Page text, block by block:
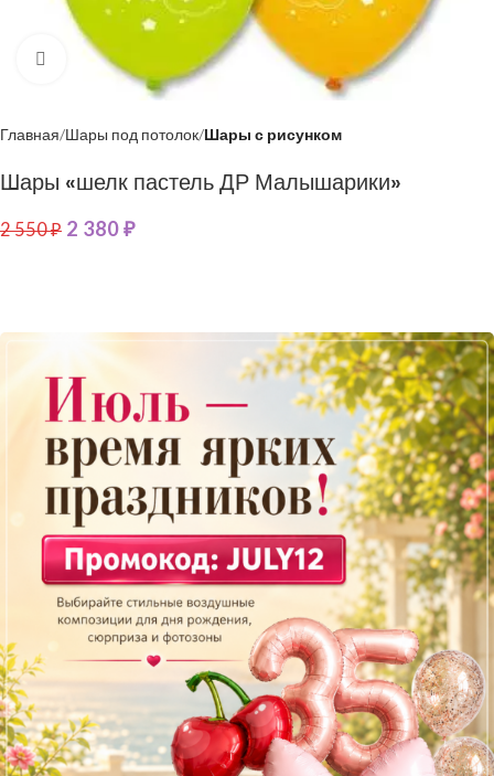
Нажмите, чтобы увеличить
Главная Шары под потолок Шары с рисунком
Шары «шелк пастель ДР Малышарики»
2 550₽ 2 380₽